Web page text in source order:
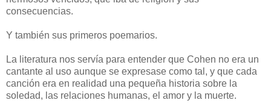
consecuencias.
Y también sus primeros poemarios.
La literatura nos servía para entender que Cohen no era un
cantante al uso aunque se expresase como tal, y que cada
canción era en realidad una pequeña historia sobre la
soledad, las relaciones humanas, el amor y la muerte.